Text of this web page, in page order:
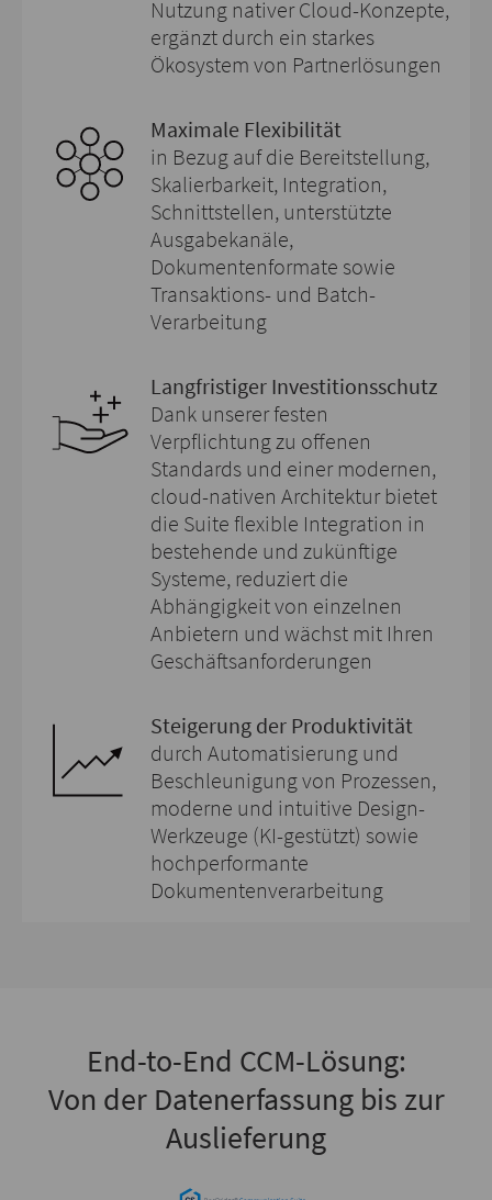
Nutzung nativer Cloud-Konzepte,
ergänzt durch ein starkes
Ökosystem von Partnerlösungen
Maximale Flexibilität
in Bezug auf die Bereitstellung,
Skalierbarkeit, Integration,
Schnittstellen, unterstützte
Ausgabekanäle,
Dokumentenformate sowie
Transaktions- und Batch-
Verarbeitung
Langfristiger Investitionsschutz
Dank unserer festen
Verpflichtung zu offenen
Standards und einer modernen,
cloud-nativen Architektur bietet
die Suite flexible Integration in
bestehende und zukünftige
Systeme, reduziert die
Abhängigkeit von einzelnen
Anbietern und wächst mit Ihren
Geschäftsanforderungen
Steigerung der Produktivität
durch Automatisierung und
Beschleunigung von Prozessen,
moderne und intuitive Design-
Werkzeuge (KI-gestützt) sowie
hochperformante
Dokumentenverarbeitung
End-to-End CCM-Lösung:
Von der Datenerfassung bis zur
Auslieferung